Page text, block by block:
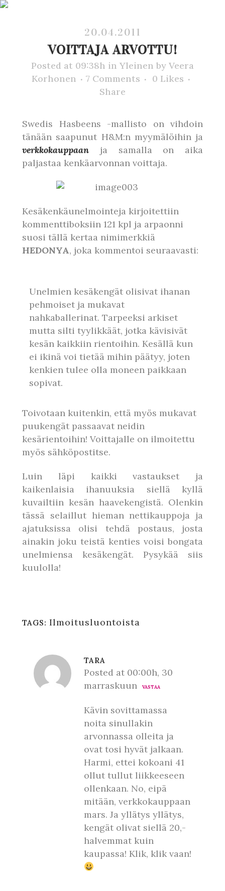
20.04.2011
VOITTAJA ARVOTTU!
Posted at 09:38h in Yleinen by Veera
Korhonen
7 Comments 0 Likes
Share
Swedis Hasbeens -mallisto on vihdoin
tänään saapunut H&M:n myymälöihin ja
verkkokauppaan ja samalla on aika
paljastaa kenkäarvonnan voittaja.
Kesäkenkäunelmointeja kirjoitettiin
kommenttiboksiin 121 kpl ja arpaonni
suosi tällä kertaa nimimerkkiä
HEDONYA, joka kommentoi seuraavasti:
Unelmien kesäkengät olisivat ihanan
pehmoiset ja mukavat
nahkaballerinat. Tarpeeksi arkiset
mutta silti tyylikkäät, jotka kävisivät
kesän kaikkiin rientoihin. Kesällä kun
ei ikinä voi tietää mihin päätyy, joten
kenkien tulee olla moneen paikkaan
sopivat.
Toivotaan kuitenkin, että myös mukavat
puukengät passaavat neidin
kesärientoihin! Voittajalle on ilmoitettu
myös sähköpostitse.
Luin läpi kaikki vastaukset ja
kaikenlaisia ihanuuksia siellä kyllä
kuvailtiin kesän haavekengistä. Olenkin
tässä selaillut hieman nettikauppoja ja
ajatuksissa olisi tehdä postaus, josta
ainakin joku teistä kenties voisi bongata
unelmiensa kesäkengät. Pysykää siis
kuulolla!
TAGS: Ilmoitusluontoista
TARA
Posted at 00:00h, 30
marraskuun
VASTAA
Kävin sovittamassa
noita sinullakin
arvonnassa olleita ja
ovat tosi hyvät jalkaan.
Harmi, ettei kokoani 41
ollut tullut liikkeeseen
ollenkaan. No, eipä
mitään, verkkokauppaan
mars. Ja yllätys yllätys,
kengät olivat siellä 20,-
halvemmat kuin
kaupassa! Klik, klik vaan!